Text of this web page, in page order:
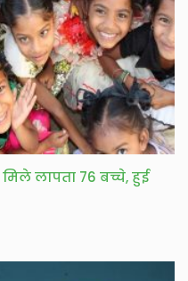
लापता 76 बच्चे, हुई